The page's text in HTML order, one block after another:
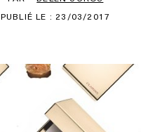
PUBLIÉ LE : 23/03/2017